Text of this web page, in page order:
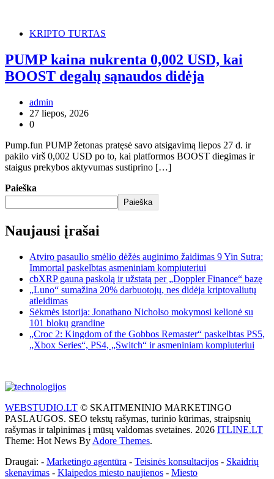
KRIPTO TURTAS
PUMP kaina nukrenta 0,002 USD, kai
BOOST degalų sąnaudos didėja
admin
27 liepos, 2026
0
Pump.fun PUMP žetonas pratęsė savo atsigavimą liepos 27 d. ir
pakilo virš 0,002 USD po to, kai platformos BOOST diegimas ir
staigus prekybos aktyvumas sustiprino […]
Paieška
Paieška
Naujausi įrašai
Atviro pasaulio smėlio dėžės auginimo žaidimas 9 Yin Sutra:
Immortal paskelbtas asmeniniam kompiuteriui
cbXRP gauna paskolą ir užstatą per „Doppler Finance“ bazę
„Luno“ sumažina 20% darbuotojų, nes didėja kriptovaliutų
atleidimas
Sėkmės istorija: Jonathano Nicholso mokymosi kelionė su
101 blokų grandine
„Croc 2: Kingdom of the Gobbos Remaster“ paskelbtas PS5,
„Xbox Series“, PS4, „Switch“ ir asmeniniam kompiuteriui
WEBSTUDIO.LT © SKAITMENINIO MARKETINGO
PASLAUGOS. SEO tekstų rašymas, turinio kūrimas, straipsnių
rašymas ir talpinimas į mūsų valdomas svetaines. 2026 ITLINE.LT
Theme: Hot News By Adore Themes.
Draugai: - Marketingo agentūra - Teisinės konsultacijos - Skaidrių
skenavimas - Klaipedos miesto naujienos - Miesto